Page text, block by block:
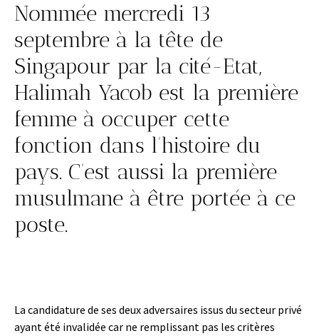
Nommée mercredi 13
septembre à la tête de
Singapour par la cité-Etat,
Halimah Yacob est la première
femme à occuper cette
fonction dans l’histoire du
pays. C’est aussi la première
musulmane à être portée à ce
poste.
La candidature de ses deux adversaires issus du secteur privé
ayant été invalidée car ne remplissant pas les critères